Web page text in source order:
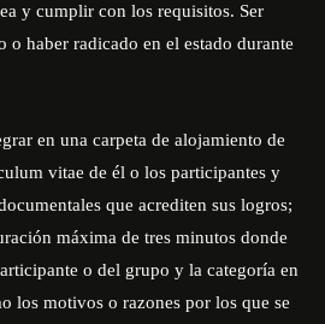
y cumplir con los requisitos. Ser
o haber radicado en el estado durante
en una carpeta de alojamiento de
vitae de él o los participantes y
que acrediten sus logros;
máxima de tres minutos donde
o del grupo y la categoría en
los motivos o razones por los que se